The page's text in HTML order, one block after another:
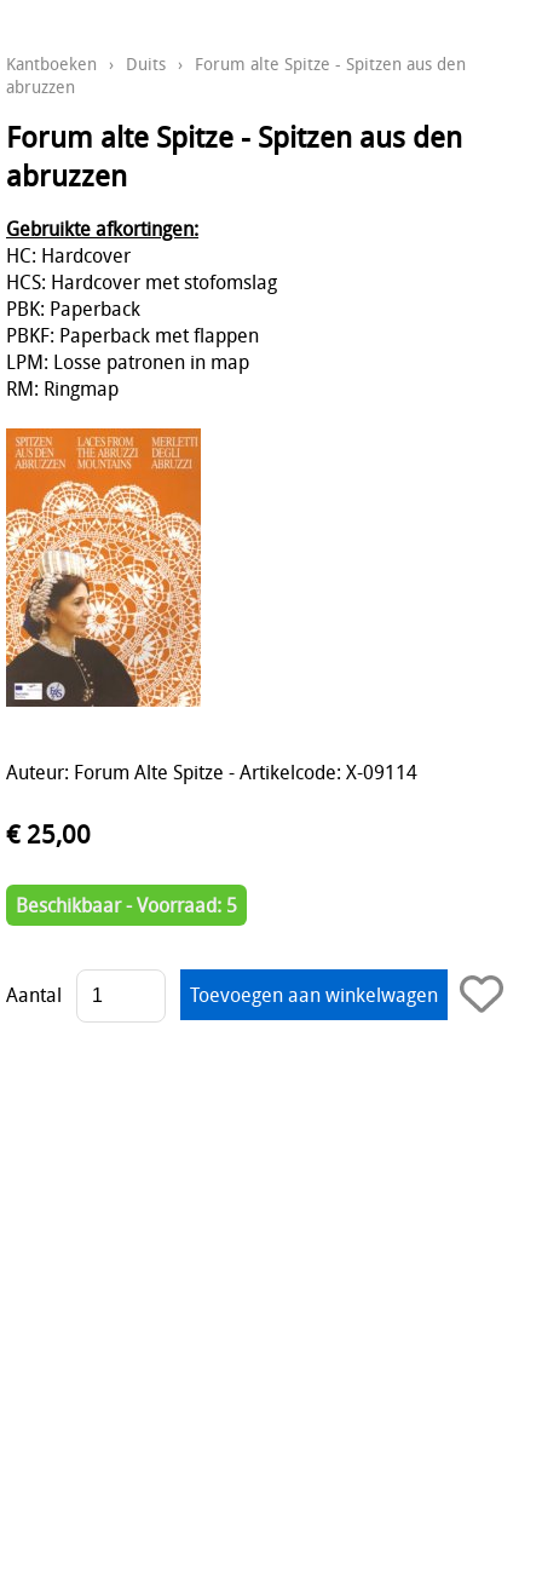
Kantboeken › Duits › Forum alte Spitze - Spitzen aus den
abruzzen
Forum alte Spitze - Spitzen aus den
abruzzen
Gebruikte afkortingen:
HC: Hardcover
HCS: Hardcover met stofomslag
PBK: Paperback
PBKF: Paperback met flappen
LPM: Losse patronen in map
RM: Ringmap
Auteur: Forum Alte Spitze - Artikelcode: X-09114
€ 25,00
Beschikbaar - Voorraad: 5
Aantal